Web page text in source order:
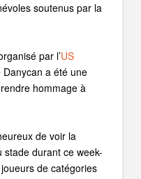
soutenus par la
par l’US
a été une
hommage à
de voir la
durant ce week-
de catégories